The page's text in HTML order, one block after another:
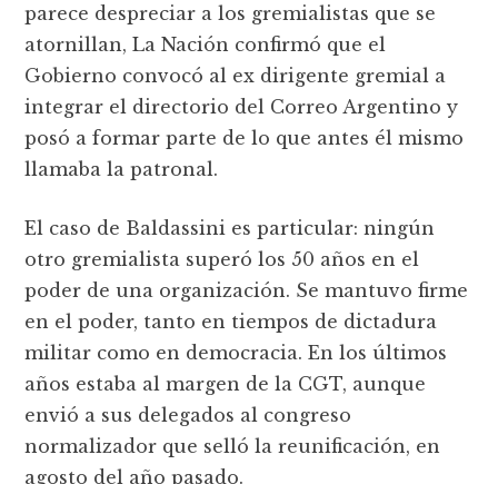
parece despreciar a los gremialistas que se
atornillan, La Nación confirmó que el
Gobierno convocó al ex dirigente gremial a
integrar el directorio del Correo Argentino y
posó a formar parte de lo que antes él mismo
llamaba la patronal.
El caso de Baldassini es particular: ningún
otro gremialista superó los 50 años en el
poder de una organización. Se mantuvo firme
en el poder, tanto en tiempos de dictadura
militar como en democracia. En los últimos
años estaba al margen de la CGT, aunque
envió a sus delegados al congreso
normalizador que selló la reunificación, en
agosto del año pasado.